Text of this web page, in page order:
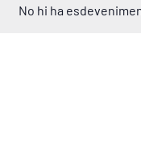
No hi ha